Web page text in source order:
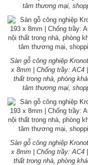
tâm thương mại,
Sàn gỗ công nghiệp
x 8mm | Chống trầy: AC4
thất trong nhà, phòng
tâm thương mại,
Sàn gỗ công nghiệp
x 8mm | Chống trầy: AC4
thất trong nhà, phòng